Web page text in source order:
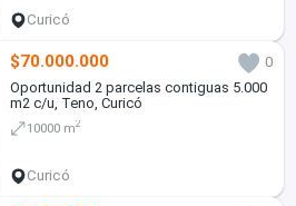
Curicó
$70.000.000
0
Oportunidad 2 parcelas contiguas 5.000
m2 c/u, Teno, Curicó
10000 m2
Curicó